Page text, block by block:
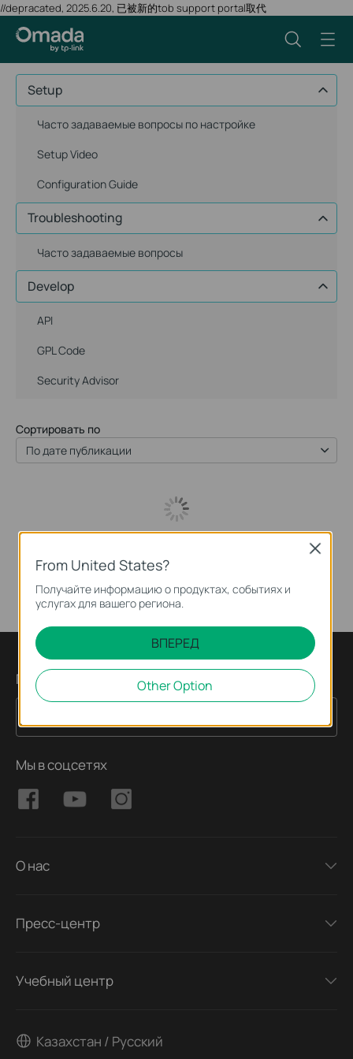
//depracated, 2025.6.20, 已被新的tob support portal取代
Setup
Часто задаваемые вопросы по настройке
Setup Video
Configuration Guide
Troubleshooting
Часто задаваемые вопросы
Develop
API
GPL Code
Security Advisor
Сортировать по
По дате публикации
Подпишитесь на рассылку
Мы в соцсетях
О нас
Пресс-центр
Учебный центр
Казахстан / Русский
From United States?
Получайте информацию о продуктах, событиях и
услугах для вашего региона.
ВПЕРЕД
Other Option
Close